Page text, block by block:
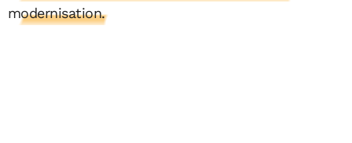
modernisation.